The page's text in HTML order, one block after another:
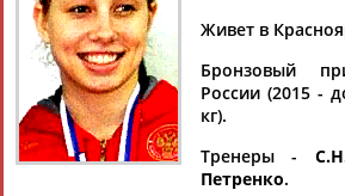
Аслаудин
АБАЕВ
Елена
АБАИМОВА
Мария
Живет в
Бронзовый
России (2015 -
кг).
Тренеры -
Петренко.